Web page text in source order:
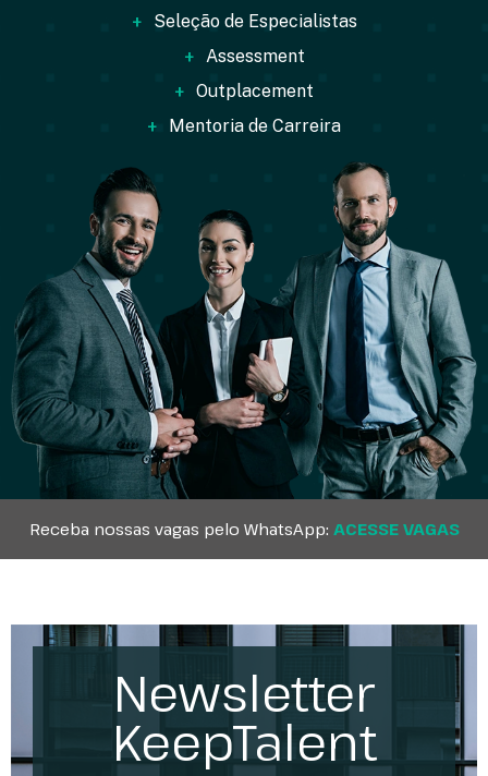
+ Seleção de Especialistas
+ Assessment
+ Outplacement
+ Mentoria de Carreira
Receba nossas vagas pelo WhatsApp: ACESSE VAGAS
Newsletter
KeepTalent